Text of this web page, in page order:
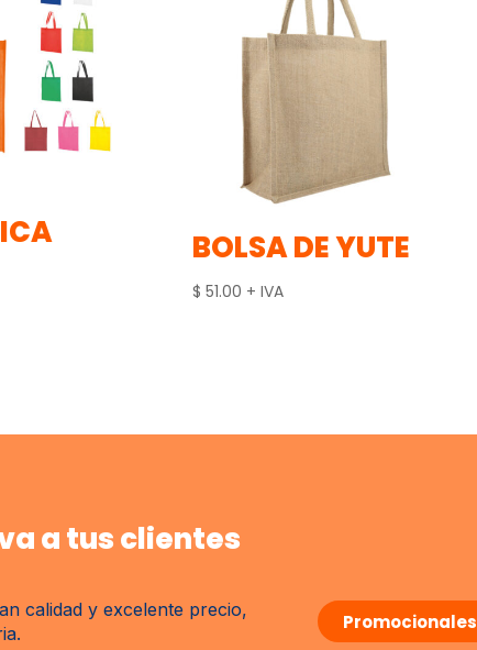
BOLSA DE YUTE
$ 51.00 + IVA
a tus clientes
calidad y excelente precio,
Promocionales